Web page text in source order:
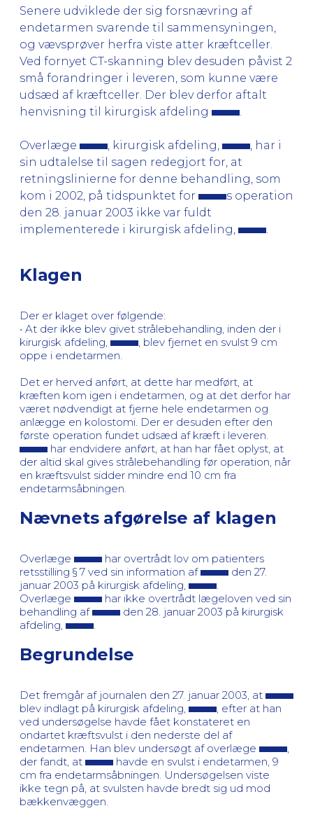
Senere udviklede der sig forsnævring af
endetarmen svarende til sammensyningen,
og vævsprøver herfra viste atter kræftceller.
Ved fornyet CT-skanning blev desuden påvist 2
små forandringer i leveren, som kunne være
udsæd af kræftceller. Der blev derfor aftalt
henvisning til kirurgisk afdeling
Overlæge , kirurgisk afdeling,
, har i
sin udtalelse til sagen redegjort for, at
retningslinierne for denne behandling, som
kom i 2002, på tidspunktet for
s operation
den 28. januar 2003 ikke var fuldt
implementerede i kirurgisk afdeling,
Klagen
Der er klaget over følgende:
• At der ikke blev givet strålebehandling, inden der i
kirurgisk afdeling,
, blev fjernet en svulst 9 cm
oppe i endetarmen.
Det er herved anført, at dette har medført, at
kræften kom igen i endetarmen, og at det derfor har
været nødvendigt at fjerne hele endetarmen og
anlægge en kolostomi. Der er desuden efter den
første operation fundet udsæd af kræft i leveren.
har endvidere anført, at han har fået oplyst, at
der altid skal gives strålebehandling før operation, når
en kræftsvulst sidder mindre end 10 cm fra
endetarmsåbningen.
Nævnets afgørelse af klagen
Overlæge
har overtrådt lov om patienters
retsstilling § 7 ved sin information af
den 27.
januar 2003 på kirurgisk afdeling,
Overlæge
har ikke overtrådt lægeloven ved sin
behandling af
den 28. januar 2003 på kirurgisk
afdeling,
Begrundelse
Det fremgår af journalen den 27. januar 2003, at
blev indlagt på kirurgisk afdeling,
, efter at han
ved undersøgelse havde fået konstateret en
ondartet kræftsvulst i den nederste del af
endetarmen. Han blev undersøgt af overlæge
der fandt, at
havde en svulst i endetarmen, 9
cm fra endetarmsåbningen. Undersøgelsen viste
ikke tegn på, at svulsten havde bredt sig ud mod
bækkenvæggen.